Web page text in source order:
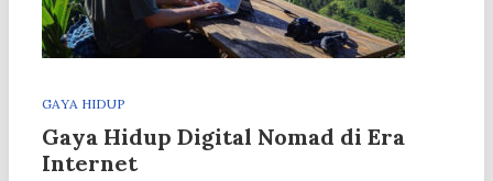
GAYA HIDUP
Gaya Hidup Digital Nomad di Era
Internet